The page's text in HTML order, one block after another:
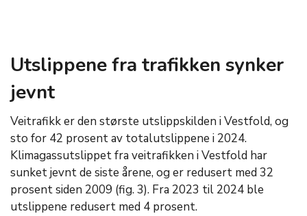
Utslippene fra trafikken synker
jevnt
Veitrafikk er den største utslippskilden i Vestfold, og
sto for 42 prosent av totalutslippene i 2024.
Klimagassutslippet fra veitrafikken i Vestfold har
sunket jevnt de siste årene, og er redusert med 32
prosent siden 2009 (fig. 3). Fra 2023 til 2024 ble
utslippene redusert med 4 prosent.